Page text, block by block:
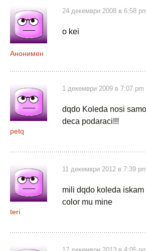
Анонимен
24 декември 2008 в 6:58
o kei
petq
1 декември 2009 в 7:07 pm
dqdo Koleda nosi
deca podaraci!!!
teri
11 декември 2012 в 7:39 pm
mili dqdo koleda
color mu mine